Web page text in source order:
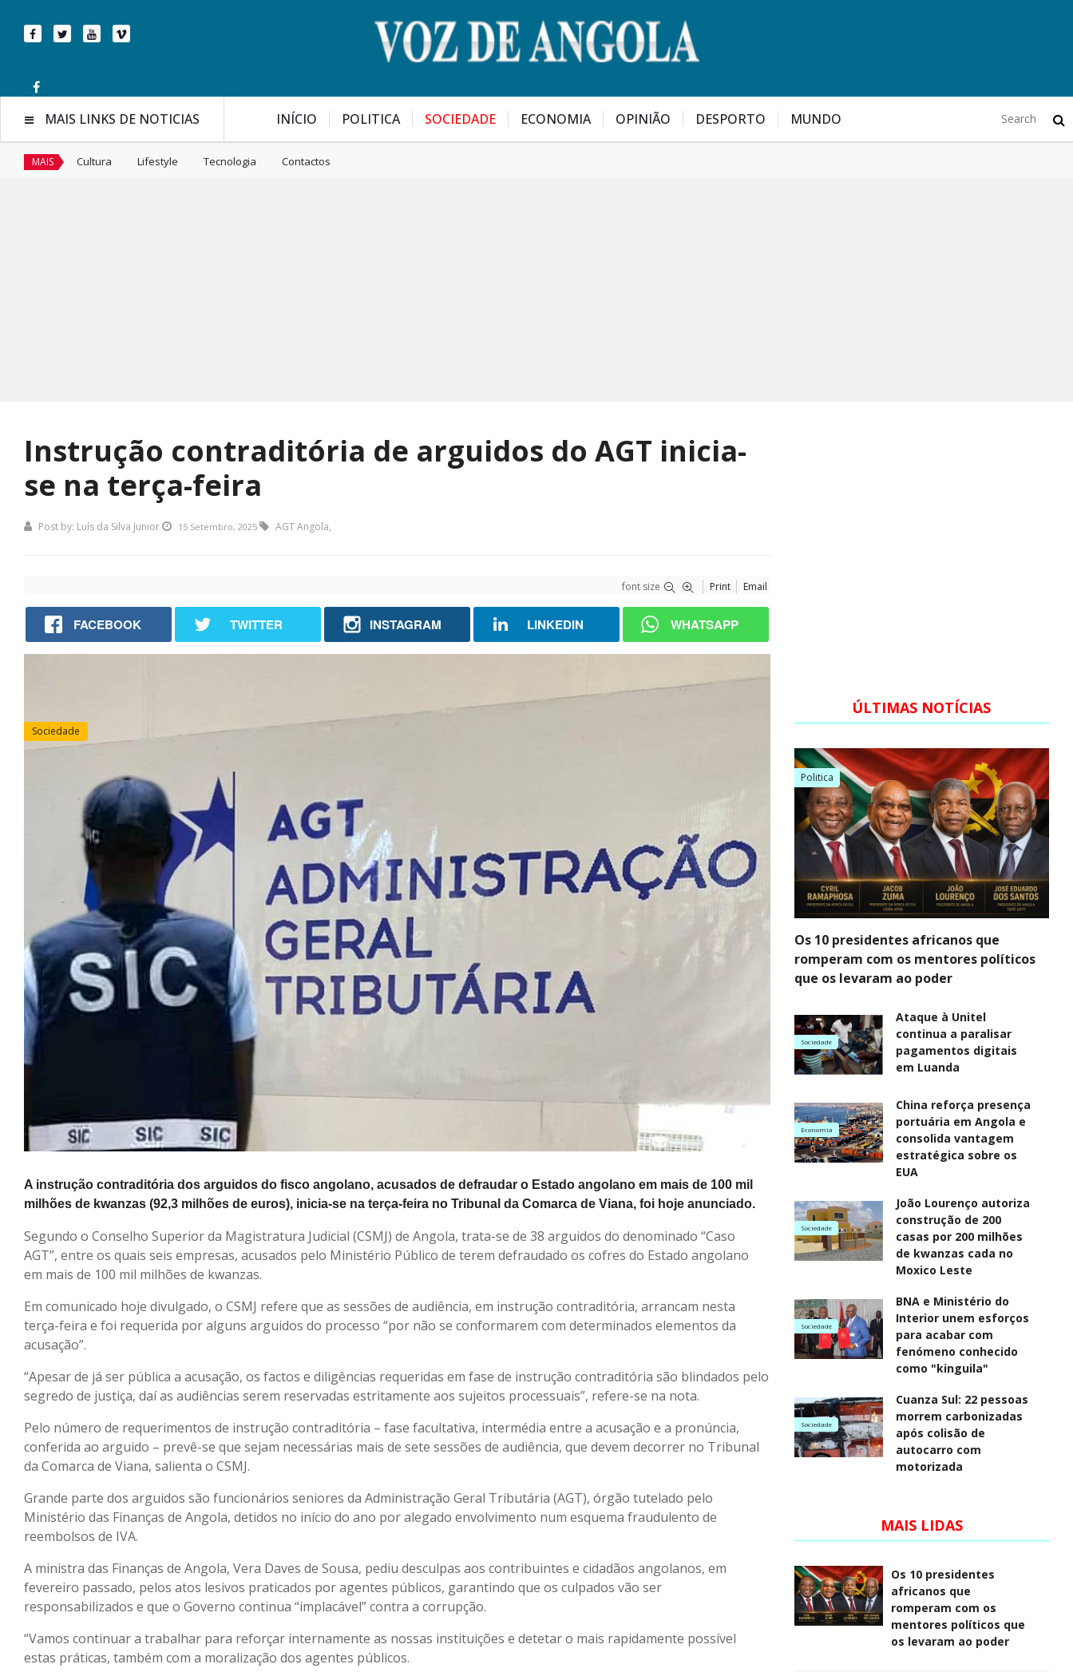
INÍCIO POLITICA SOCIEDADE ECONOMIA OPINIÃO DESPORTO MUNDO
MAIS LINKS DE NOTICIAS
MAIS Cultura Lifestyle Tecnologia Contactos
Instrução contraditória de arguidos do AGT inicia-
se na terça-feira
Post by: Luís da Silva Junior 15 Setembro, 2025 AGT Angola,
font size Print Email
FACEBOOK TWITTER INSTAGRAM LINKEDIN WHATSAPP
Sociedade
A instrução contraditória dos arguidos do fisco angolano, acusados de defraudar o Estado angolano em mais de 100 mil
milhões de kwanzas (92,3 milhões de euros), inicia-se na terça-feira no Tribunal da Comarca de Viana, foi hoje anunciado.
Segundo o Conselho Superior da Magistratura Judicial (CSMJ) de Angola, trata-se de 38 arguidos do denominado “Caso
AGT”, entre os quais seis empresas, acusados pelo Ministério Público de terem defraudado os cofres do Estado angolano
em mais de 100 mil milhões de kwanzas.
Em comunicado hoje divulgado, o CSMJ refere que as sessões de audiência, em instrução contraditória, arrancam nesta
terça-feira e foi requerida por alguns arguidos do processo “por não se conformarem com determinados elementos da
acusação”.
“Apesar de já ser pública a acusação, os factos e diligências requeridas em fase de instrução contraditória são blindados pelo
segredo de justiça, daí as audiências serem reservadas estritamente aos sujeitos processuais”, refere-se na nota.
Pelo número de requerimentos de instrução contraditória – fase facultativa, intermédia entre a acusação e a pronúncia,
conferida ao arguido – prevê-se que sejam necessárias mais de sete sessões de audiência, que devem decorrer no Tribunal
da Comarca de Viana, salienta o CSMJ.
Grande parte dos arguidos são funcionários seniores da Administração Geral Tributária (AGT), órgão tutelado pelo
Ministério das Finanças de Angola, detidos no início do ano por alegado envolvimento num esquema fraudulento de
reembolsos de IVA.
A ministra das Finanças de Angola, Vera Daves de Sousa, pediu desculpas aos contribuintes e cidadãos angolanos, em
fevereiro passado, pelos atos lesivos praticados por agentes públicos, garantindo que os culpados vão ser
responsabilizados e que o Governo continua “implacável” contra a corrupção.
“Vamos continuar a trabalhar para reforçar internamente as nossas instituições e detetar o mais rapidamente possível
estas práticas, também com a moralização dos agentes públicos.
ÚLTIMAS NOTÍCIAS
Politica
Os 10 presidentes africanos que
romperam com os mentores políticos
que os levaram ao poder
Sociedade
Ataque à Unitel
continua a paralisar
pagamentos digitais
em Luanda
Economia
China reforça presença
portuária em Angola e
consolida vantagem
estratégica sobre os
EUA
Sociedade
João Lourenço autoriza
construção de 200
casas por 200 milhões
de kwanzas cada no
Moxico Leste
Sociedade
BNA e Ministério do
Interior unem esforços
para acabar com
fenómeno conhecido
como "kinguila"
Sociedade
Cuanza Sul: 22 pessoas
morrem carbonizadas
após colisão de
autocarro com
motorizada
MAIS LIDAS
Os 10 presidentes
africanos que
romperam com os
mentores políticos que
os levaram ao poder